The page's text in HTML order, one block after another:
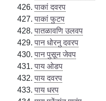
पाकां दवरप
पाकां फुटप
पातळावणि उलवप
पान धोरनु दवरप
पान पुसून जेवप
पाय ओडप
पाय दवरप
पाय धरप